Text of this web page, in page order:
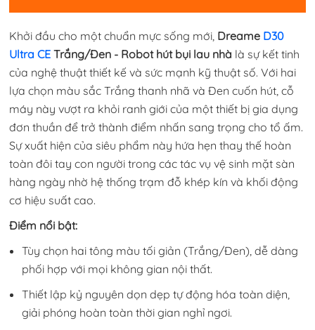
Khởi đầu cho một chuẩn mực sống mới, Dreame D30
Ultra CE Trắng/Đen - Robot hút bụi lau nhà là sự kết tinh
của nghệ thuật thiết kế và sức mạnh kỹ thuật số. Với hai
lựa chọn màu sắc Trắng thanh nhã và Đen cuốn hút, cỗ
máy này vượt ra khỏi ranh giới của một thiết bị gia dụng
đơn thuần để trở thành điểm nhấn sang trọng cho tổ ấm.
Sự xuất hiện của siêu phẩm này hứa hẹn thay thế hoàn
toàn đôi tay con người trong các tác vụ vệ sinh mặt sàn
hàng ngày nhờ hệ thống trạm đỗ khép kín và khối động
cơ hiệu suất cao.
Điểm nổi bật:
Tùy chọn hai tông màu tối giản (Trắng/Đen), dễ dàng
phối hợp với mọi không gian nội thất.
Thiết lập kỷ nguyên dọn dẹp tự động hóa toàn diện,
giải phóng hoàn toàn thời gian nghỉ ngơi.